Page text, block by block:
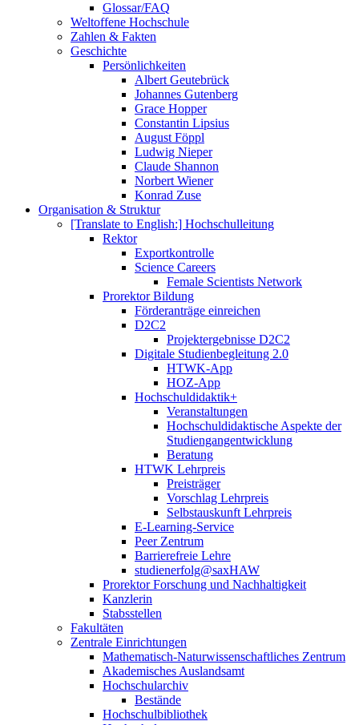
Glossar/FAQ
Weltoffene Hochschule
Zahlen & Fakten
Geschichte
Persönlichkeiten
Albert Geutebrück
Johannes Gutenberg
Grace Hopper
Constantin Lipsius
August Föppl
Ludwig Nieper
Claude Shannon
Norbert Wiener
Konrad Zuse
Organisation & Struktur
[Translate to English:] Hochschulleitung
Rektor
Exportkontrolle
Science Careers
Female Scientists Network
Prorektor Bildung
Förderanträge einreichen
D2C2
Projektergebnisse D2C2
Digitale Studienbegleitung 2.0
HTWK-App
HOZ-App
Hochschuldidaktik+
Veranstaltungen
Hochschuldidaktische Aspekte der
Studiengangentwicklung
Beratung
HTWK Lehrpreis
Preisträger
Vorschlag Lehrpreis
Selbstauskunft Lehrpreis
E-Learning-Service
Peer Zentrum
Barrierefreie Lehre
studienerfolg@saxHAW
Prorektor Forschung und Nachhaltigkeit
Kanzlerin
Stabsstellen
Fakultäten
Zentrale Einrichtungen
Mathematisch-Naturwissenschaftliches Zentrum
Akademisches Auslandsamt
Hochschularchiv
Bestände
Hochschulbibliothek